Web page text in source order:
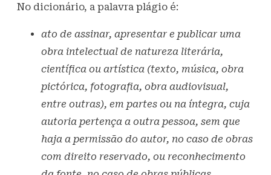
No dicionário, a palavra plágio é:
ato de assinar, apresentar e publicar uma
obra intelectual de natureza literária,
científica ou artística (texto, música, obra
pictórica, fotografia, obra audiovisual,
entre outras), em partes ou na íntegra, cuja
autoria pertença a outra pessoa, sem que
haja a permissão do autor, no caso de obras
com direito reservado, ou reconhecimento